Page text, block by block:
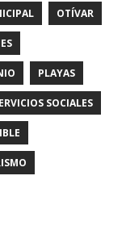
OTÍVAR
PLAYAS
SOCIALES